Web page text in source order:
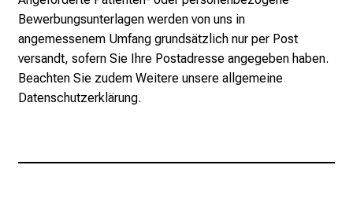
Bewerbungsunterlagen werden von uns in
angemessenem Umfang grundsätzlich nur per Post
versandt, sofern Sie Ihre Postadresse angegeben haben.
Beachten Sie zudem Weitere unsere allgemeine
Datenschutzerklärung.